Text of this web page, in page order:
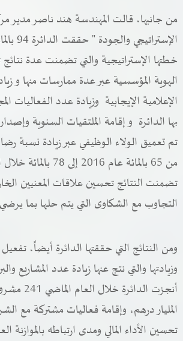
من جانبها، قالت المهندسة هند ناصر مدير
الإستراتيجي
خطتها الإستراتيجية والتي تضمنت عدة نتائج
الهوية المؤسسية عبر عدة ممارسات منها و
الإعلامية الإيجابية وزيادة عدد الفعاليات
بها الدائرة و إقامة الملتقيات السنوية
تم تعميق الولاء الوظيفي عبر زيادة نسبة
من 65 بالمائة عام 2016
تضمنت النتائج تحسين علاقات المعنيين
التجاوب مع الشكاوى التي يتم حلها بما يرضي
ومن النتائج التي حققتها الدائرة أيضاً،
وزيادتها والتي نتج عنها زيادة عدد المشاريع
أنجزت الدائرة
المليار درهم، وإقامة فعاليات مشتركة مع
تحسين الأداء المالي ومدى ارتباطه بالموازنة